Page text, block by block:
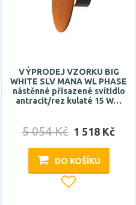
VÝPRODEJ VZORKU BIG
WHITE SLV MANA WL PHASE
nástěnné přisazené svítidlo
antracit/rez kulaté 15 W…
5 054 Kč 1 518 Kč
DO KOŠÍKU